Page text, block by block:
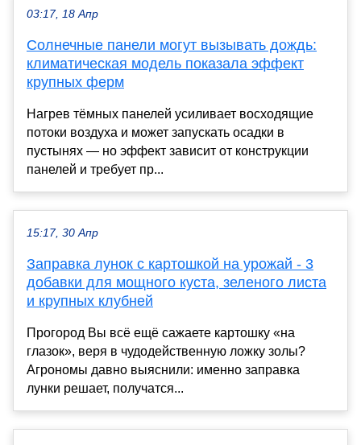
03:17, 18 Апр
Солнечные панели могут вызывать дождь:
климатическая модель показала эффект
крупных ферм
Нагрев тёмных панелей усиливает восходящие
потоки воздуха и может запускать осадки в
пустынях — но эффект зависит от конструкции
панелей и требует пр...
15:17, 30 Апр
Заправка лунок с картошкой на урожай - 3
добавки для мощного куста, зеленого листа
и крупных клубней
Прогород Вы всё ещё сажаете картошку «на
глазок», веря в чудодейственную ложку золы?
Агрономы давно выяснили: именно заправка
лунки решает, получатся...